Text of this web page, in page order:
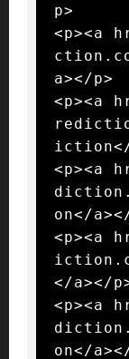
p>
<p><a
a></p>
<p><a
iction</
<p><a
on</
<p><a
</a></
<p><a
on</